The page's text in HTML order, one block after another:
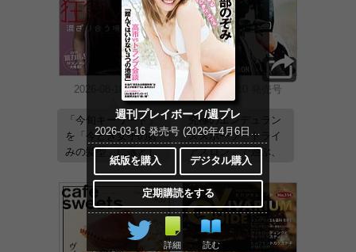
2026-08-10 発売号
「今旬キーワード」
を「今どき女子の好
みの髪型」に落とし
込んだ、旬のスタイ
ルが満載！
2026-08-10 発売号
究極のエンデュラン
ススポーツ「トライ
アスロン」で遊ぶ、
ライフスタイルマガ
ジン
週刊プレイボーイ/週プレ
紙版を購入 デジタル購入
定期購読をする
詳細 読む